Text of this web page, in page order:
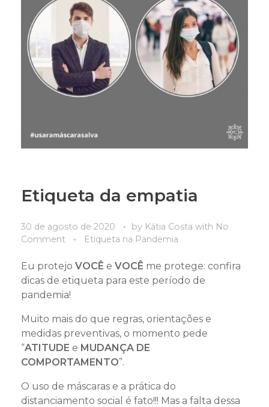
Etiqueta da empatia
30 de agosto de 2020 by Kátia Costa with No
Comment
Etiqueta na Pandemia
Eu protejo VOCÊ e VOCÊ me protege: confira
dicas de etiqueta para este período de
pandemia!
Muito mais do que regras, orientações e
medidas preventivas, o momento pede
“ATITUDE e MUDANÇA DE
COMPORTAMENTO”.
O uso de máscaras e a prática do
distanciamento social é fato!!! Mas a falta dessa